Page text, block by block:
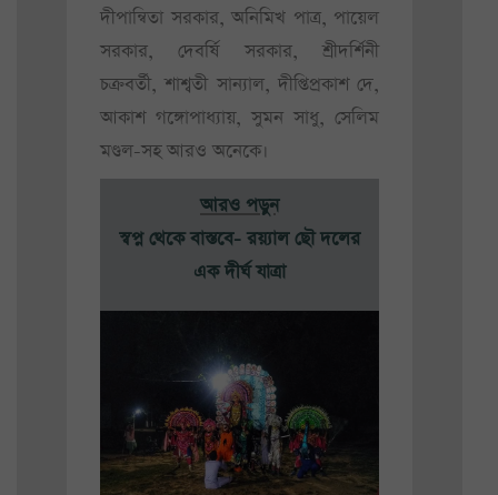
দীপান্বিতা সরকার, অনিমিখ পাত্র, পায়েল
সরকার, দেবর্ষি সরকার, শ্রীদর্শিনী
চক্রবর্তী, শাশ্বতী সান্যাল, দীপ্তিপ্রকাশ দে,
আকাশ গঙ্গোপাধ্যায়, সুমন সাধু, সেলিম
মণ্ডল-সহ আরও অনেকে।
আরও পড়ুন
স্বপ্ন থেকে বাস্তবে- রয়্যাল ছৌ দলের
এক দীর্ঘ যাত্রা